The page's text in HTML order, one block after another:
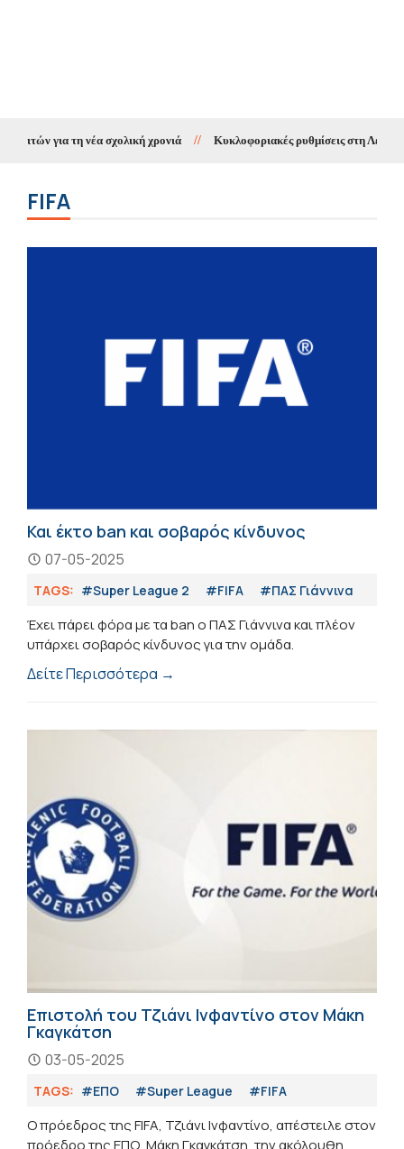
τη νέα σχολική χρονιά // Κυκλοφοριακές ρυθμίσεις στη Λεωφόρο
FIFA
Και έκτo ban και σοβαρός κίνδυνος
07-05-2025
TAGS: #Super League 2 #FIFA #ΠΑΣ Γιάννινα
Έχει πάρει φόρα με τα ban ο ΠΑΣ Γιάννινα και πλέον
υπάρχει σοβαρός κίνδυνος για την ομάδα.
Δείτε Περισσότερα →
Επιστολή του Τζιάνι Ινφαντίνο στον Μάκη
Γκαγκάτση
03-05-2025
TAGS: #ΕΠΟ #Super League #FIFA
Ο πρόεδρος της FIFA, Τζιάνι Ινφαντίνο, απέστειλε στον
πρόεδρο της ΕΠΟ, Μάκη Γκαγκάτση, την ακόλουθη